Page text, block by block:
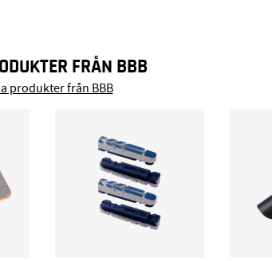
FRÅN BBB
produkter från BBB